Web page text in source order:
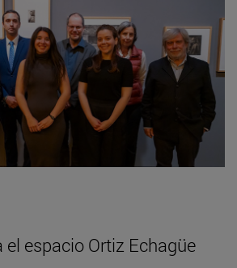
espacio Ortiz Echagüe